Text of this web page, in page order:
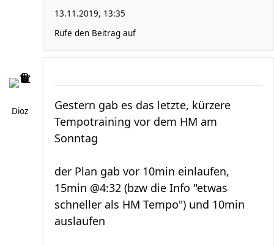
13.11.2019, 13:35
Rufe den Beitrag auf
Dioz
Gestern gab es das letzte, kürzere
Tempotraining vor dem HM am
Sonntag
der Plan gab vor 10min einlaufen,
15min @4:32 (bzw die Info "etwas
schneller als HM Tempo") und 10min
auslaufen